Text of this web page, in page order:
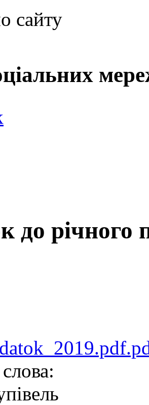
сайту
до річного